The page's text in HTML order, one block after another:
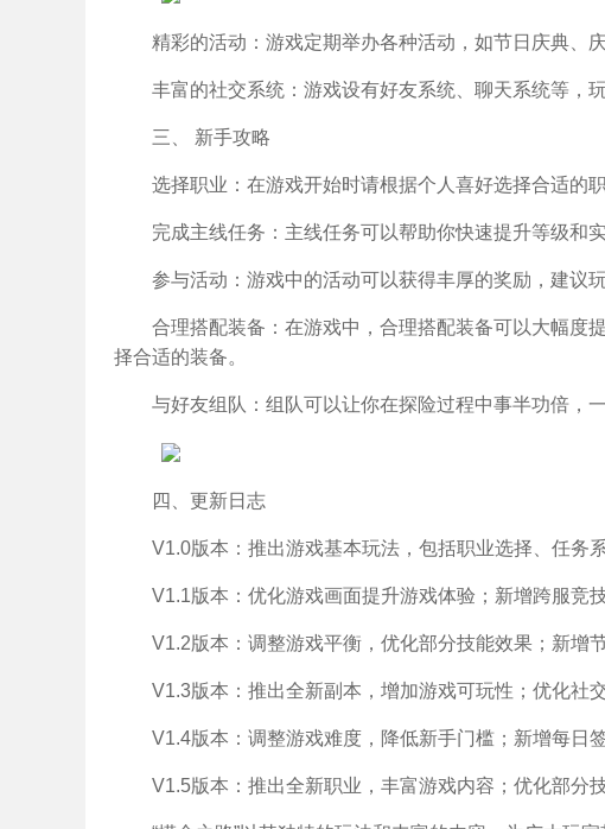
精彩的活动：游戏定期举办各种活动，如节日庆典、
丰富的社交系统：游戏设有好友系统、聊天系统等，
三、 新手攻略
选择职业：在游戏开始时请根据个人喜好选择合适的
完成主线任务：主线任务可以帮助你快速提升等级和
参与活动：游戏中的活动可以获得丰厚的奖励，建议
合理搭配装备：在游戏中，合理搭配装备可以大幅度
择合适的装备。
与好友组队：组队可以让你在探险过程中事半功倍，
四、更新日志
V1.0版本：推出游戏基本玩法，包括职业选择、任务
V1.1版本：优化游戏画面提升游戏体验；新增跨服竞技
V1.2版本：调整游戏平衡，优化部分技能效果；新增
V1.3版本：推出全新副本，增加游戏可玩性；优化社
V1.4版本：调整游戏难度，降低新手门槛；新增每日
V1.5版本：推出全新职业，丰富游戏内容；优化部分